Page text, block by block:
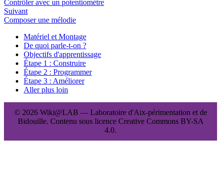
Contrôler avec un potentiomètre
Suivant
Composer une mélodie
Matériel et Montage
De quoi parle-t-on ?
Objectifs d'apprentissage
Étape 1 : Construire
Étape 2 : Programmer
Étape 3 : Améliorer
Aller plus loin
© 2026 Wiki@LAB — Laboratoire d'Aix-périmentation et de
Bidouille. Contenu sous licence Creative Commons BY-SA
4.0.